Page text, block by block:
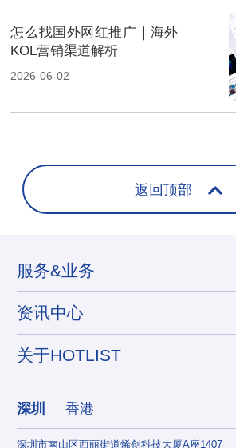
怎么找国外网红推广｜海外
KOL营销渠道解析
2026-06-02
返回顶部
服务&业务
资讯中心
关于HOTLIST
深圳 香港
深圳市南山区西丽街道烯创科技大厦A座1407